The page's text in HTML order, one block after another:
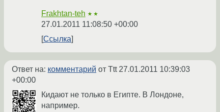
Frakhtan-teh ★★
27.01.2011 11:08:50 +00:00
Ссылка
Ответ на: комментарий от Ttt27.01.2011 10:39:03
+00:00
Кидают не только в Египте. В Лондоне,
например.